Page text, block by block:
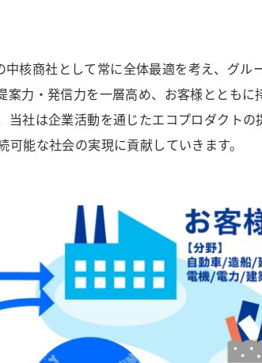
中核商社として常に全体最適を考え、グ
案力・発信力を一層高め、お客様ととも
当社は企業活動を通じたエコプロダクト
可能な社会の実現に貢献していきます。